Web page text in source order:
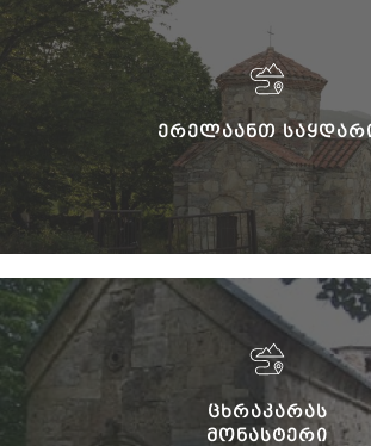
ᲔᲠᲔᲚᲐᲐᲜᲗ
ᲪᲮᲠᲐᲙᲐᲠᲐᲡ
ᲛᲝᲜᲐᲡᲢᲔᲠᲘ